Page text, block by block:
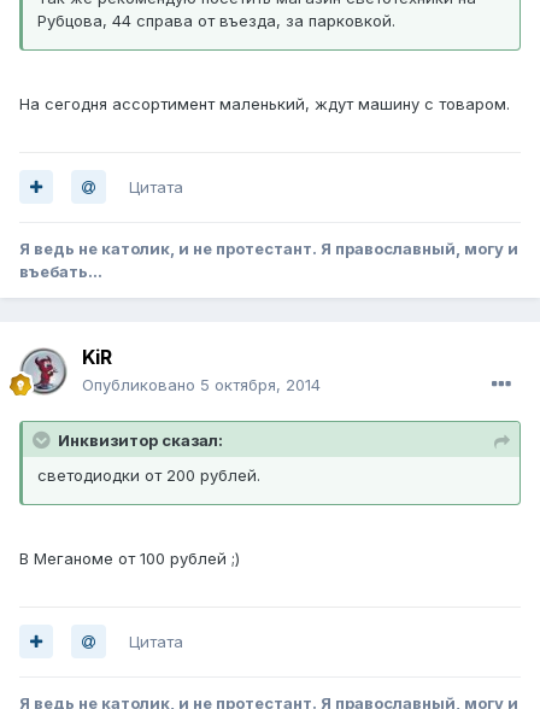
Рубцова, 44 справа от въезда, за парковкой.
На сегодня ассортимент маленький, ждут машину с товаром.
Цитата
Я ведь не католик, и не протестант. Я православный, могу и
въебать...
KiR
Опубликовано 5 октября, 2014
Инквизитор сказал:
светодиодки от 200 рублей.
В Меганоме от 100 рублей ;)
Цитата
Я ведь не католик, и не протестант. Я православный, могу и